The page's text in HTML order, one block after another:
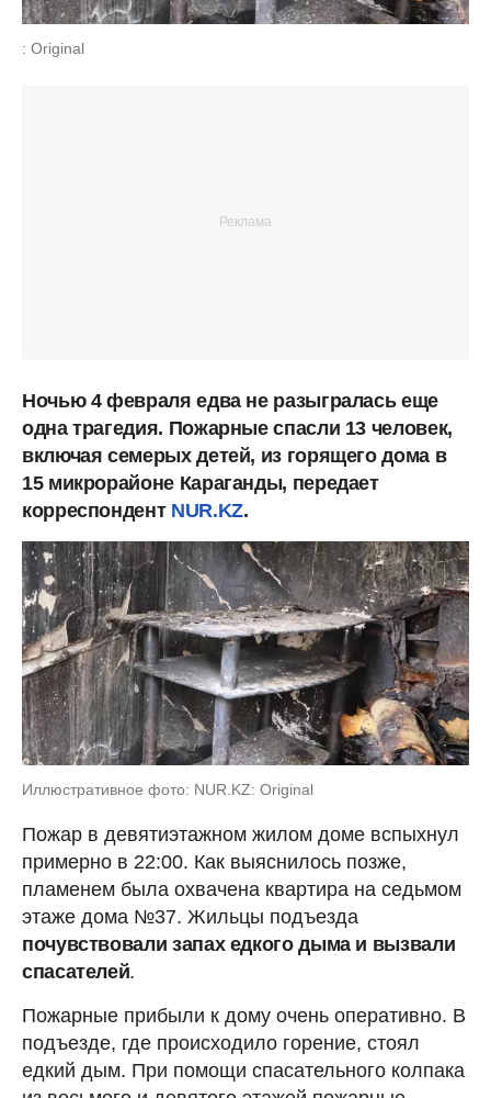
: Original
Ночью 4 февраля едва не разыгралась еще
одна трагедия. Пожарные спасли 13 человек,
включая семерых детей, из горящего дома в
15 микрорайоне Караганды, передает
корреспондент NUR.KZ.
Иллюстративное фото: NUR.KZ: Original
Пожар в девятиэтажном жилом доме вспыхнул
примерно в 22:00. Как выяснилось позже,
пламенем была охвачена квартира на седьмом
этаже дома №37. Жильцы подъезда
почувствовали запах едкого дыма и вызвали
спасателей.
Пожарные прибыли к дому очень оперативно. В
подъезде, где происходило горение, стоял
едкий дым. При помощи спасательного колпака